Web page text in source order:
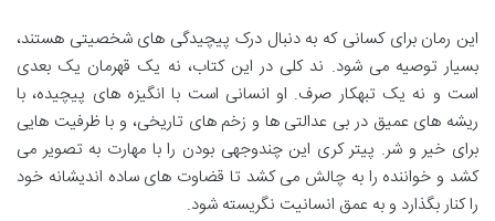
این رمان برای کسانی که به دنبال درک پیچیدگی های شخصیتی هستند،
بسیار توصیه می شود. ند کلی در این کتاب، نه یک قهرمان یک بعدی
است و نه یک تبهکار صرف. او انسانی است با انگیزه های پیچیده، با
ریشه های عمیق در بی عدالتی ها و زخم های تاریخی، و با ظرفیت هایی
برای خیر و شر. پیتر کری این چندوجهی بودن را با مهارت به تصویر می
کشد و خواننده را به چالش می کشد تا قضاوت های ساده اندیشانه خود
را کنار بگذارد و به عمق انسانیت نگریسته شود.